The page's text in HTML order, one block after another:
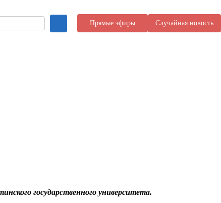
Прямые эфиры Случайная новость
государственного университета.